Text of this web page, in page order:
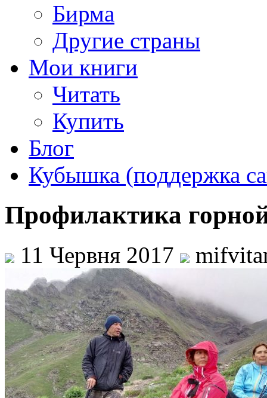
Бирма
Другие страны
Мои книги
Читать
Купить
Блог
Кубышка (поддержка
Профилактика
11 Червня 2017